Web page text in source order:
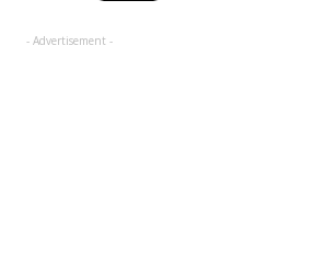
- Advertisement -